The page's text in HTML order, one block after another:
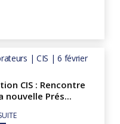
| CIS | 6 février
CIS : Rencontre
nouvelle Prés...